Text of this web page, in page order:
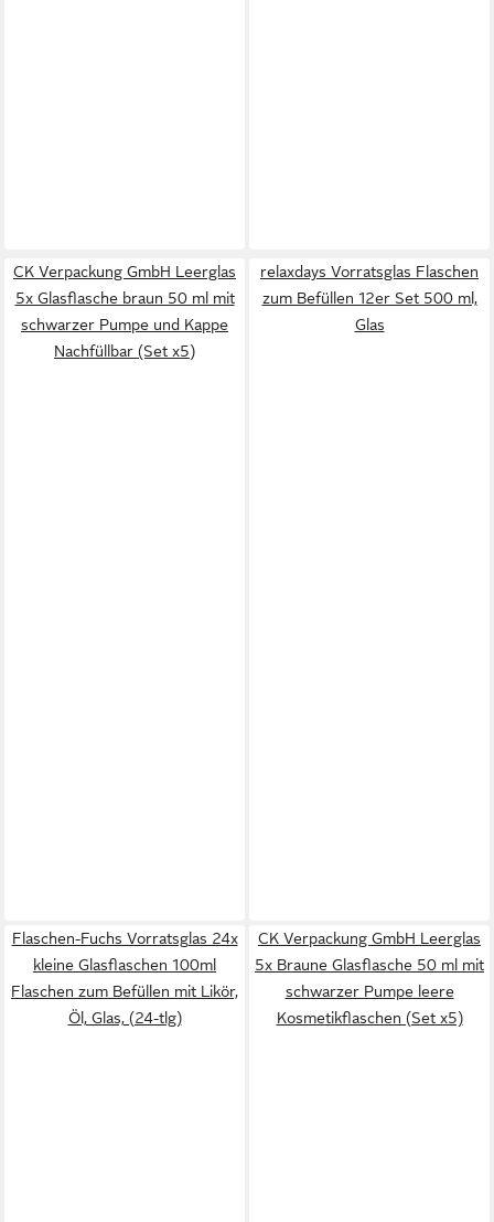
CK Verpackung GmbH Leerglas
5x Glasflasche braun 50 ml mit
schwarzer Pumpe und Kappe
Nachfüllbar (Set x5)
relaxdays Vorratsglas Flaschen
zum Befüllen 12er Set 500 ml,
Glas
Flaschen-Fuchs Vorratsglas 24x
kleine Glasflaschen 100ml
Flaschen zum Befüllen mit Likör,
Öl, Glas, (24-tlg)
CK Verpackung GmbH Leerglas
5x Braune Glasflasche 50 ml mit
schwarzer Pumpe leere
Kosmetikflaschen (Set x5)